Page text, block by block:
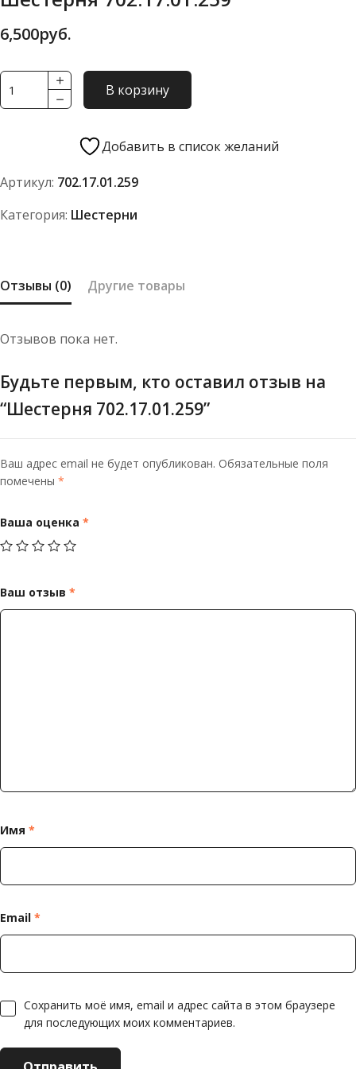
6,500руб.
Количество
товара
В корзину
Добавить в список желаний
Артикул: 702.17.01.259
Категория: Шестерни
Отзывы (0) Другие товары
Отзывов пока нет.
Будьте первым, кто оставил отзыв на
“Шестерня 702.17.01.259”
Ваш адрес email не будет опубликован. Обязательные поля
помечены *
Ваша оценка *
Ваш отзыв *
Имя *
Email *
Сохранить моё имя, email и адрес сайта в этом браузере
для последующих моих комментариев.